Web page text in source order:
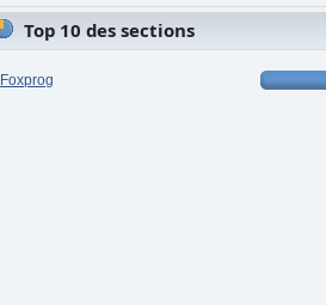
Top 10 des sections
Foxprog